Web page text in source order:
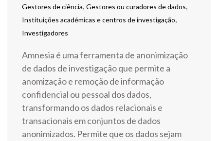
Amnesia é uma ferramenta de anonimização
de dados de investigação que permite a
anomização e remoção de informação
confidencial ou pessoal dos dados,
transformando os dados relacionais e
transacionais em conjuntos de dados
anonimizados. Permite que os dados sejam
Gestores de ciência, Gestores ou curadores de dados,
Instituições académicas e centros de investigação,
Investigadores